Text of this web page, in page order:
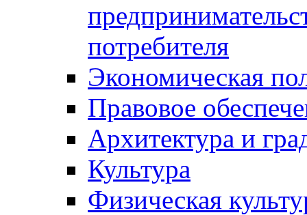
потребителя
Экономическая
Правовое
Архитектура и
Культура
Физическая